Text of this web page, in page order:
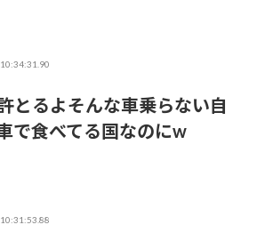
とるよそんな車乗らない自
で食べてる国なのにw